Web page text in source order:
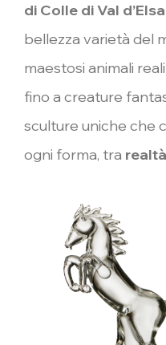
di Colle di Val d’Elsa
bellezza varietà del
maestosi animali
fino a creature
sculture uniche che
ogni forma, tra